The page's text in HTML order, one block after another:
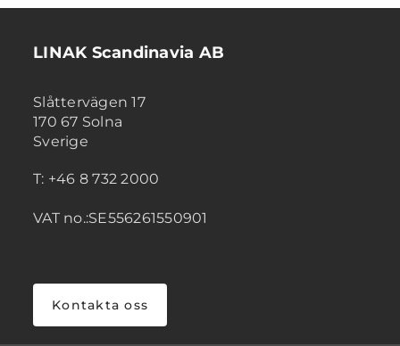
LINAK Scandinavia AB
Slåttervägen 17
170 67 Solna
Sverige
T: +46 8 732 2000
VAT no.:SE556261550901
Kontakta oss